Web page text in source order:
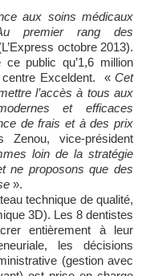
aux soins médicaux
premier rang des
octobre 2013).
public qu’1,6 million
centre Exceldent. « Cet
l’accès à tous aux
et efficaces
de frais et à des prix
Zenou, vice-président
loin de la stratégie
ne proposons que des
».
technique de qualité,
3D). Les 8 dentistes
entièrement à leur
les décisions
(gestion avec